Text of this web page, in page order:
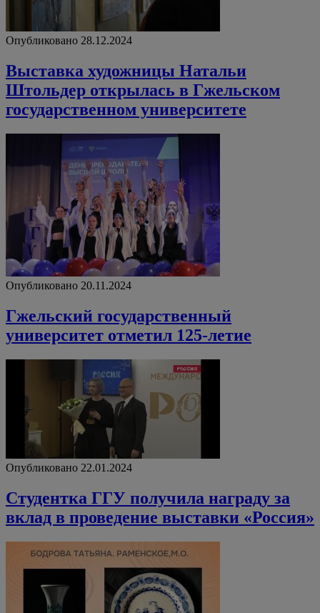
Опубликовано 28.12.2024
Выставка художницы Натальи
Штольдер открылась в Гжельском
государственном университете
Опубликовано 20.11.2024
Гжельский государственный
университет отметил 125-летие
Опубликовано 22.01.2024
Студентка ГГУ получила награду за
вклад в проведение выставки «Россия»